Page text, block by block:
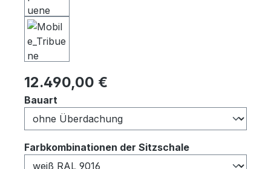
Regulärer Preis:
12.490,00 €
Bauart
Farbkombinationen der Sitzschaleauswählen